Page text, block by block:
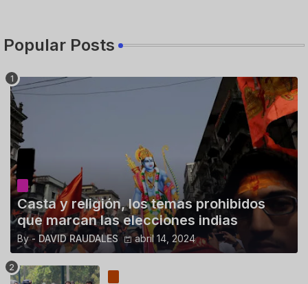
Popular Posts
Casta y religión, los temas prohibidos
que marcan las elecciones indias
By - DAVID RAUDALES abril 14, 2024